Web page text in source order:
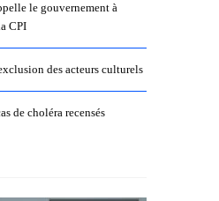
le gouvernement à
CPI
des acteurs culturels
de choléra recensés